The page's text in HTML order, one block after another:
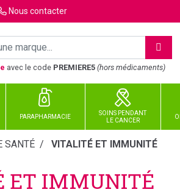
Nous contacter
avec le code PREMIERE5 (hors médicaments)
PARAPHARMACIE
SOINS PENDANT
LE CANCER
SANTÉ VITALITÉ ET IMMUNITÉ
ET IMMUNITÉ